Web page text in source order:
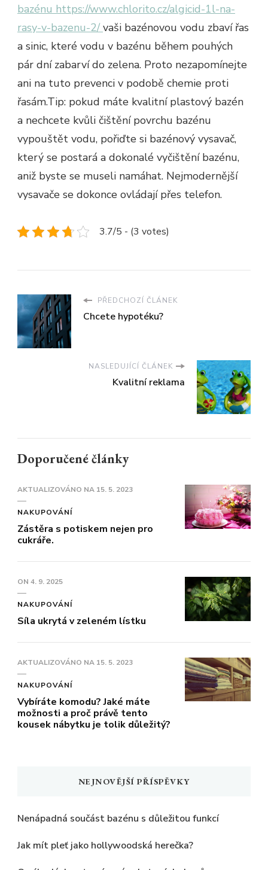
bazénu https://www.chlorito.cz/algicid-1l-na-
rasy-v-bazenu-2/ vaši bazénovou vodu zbaví řas
a sinic, které vodu v bazénu během pouhých
pár dní zabarví do zelena. Proto nezapomínejte
ani na tuto prevenci v podobě chemie proti
řasám.Tip: pokud máte kvalitní plastový bazén
a nechcete kvůli čištění povrchu bazénu
vypouštět vodu, pořiďte si bazénový vysavač,
který se postará a dokonalé vyčištění bazénu,
aniž byste se museli namáhat. Nejmodernější
vysavače se dokonce ovládají přes telefon.
3.7/5 - (3 votes)
PŘEDCHOZÍ ČLÁNEK
Chcete hypotéku?
NASLEDUJÍCÍ ČLÁNEK
Kvalitní reklama
Doporučené články
AKTUALIZOVÁNO NA 15. 5. 2023
NAKUPOVÁNÍ
Zástěra s potiskem nejen pro
cukráře.
ON 4. 9. 2025
NAKUPOVÁNÍ
Síla ukrytá v zeleném lístku
AKTUALIZOVÁNO NA 15. 5. 2023
NAKUPOVÁNÍ
Vybíráte komodu? Jaké máte
možnosti a proč právě tento
kousek nábytku je tolik důležitý?
NEJNOVĚJŠÍ PŘÍSPĚVKY
Nenápadná součást bazénu s důležitou funkcí
Jak mít pleť jako hollywoodská herečka?